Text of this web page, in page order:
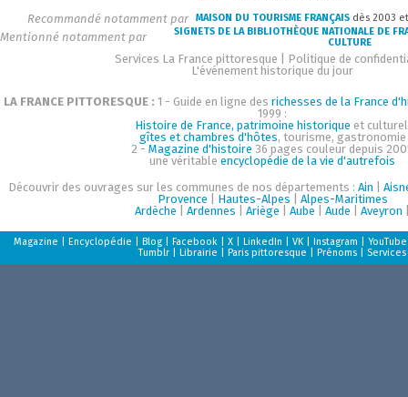
Recommandé notamment par MAISON DU TOURISME FRANÇAIS dès 2003
Mentionné notamment par
SIGNETS DE LA BIBLIOTHÈQUE NATIONALE DE
CULTURE
Services La France pittoresque
Politique de
L'événement historique du jour
LA FRANCE PITTORESQUE : 1 - Guide en ligne des richesses de la France
1999 :
Histoire de France, patrimoine historique et
gîtes et chambres d'hôtes, tourisme, gastronomie
2 - Magazine d'histoire 36 pages couleur depuis
une véritableencyclopédie de la vie d'autrefois
Découvrir des ouvrages sur les communes de nos départements :Ain |
Provence
Hautes-Alpes
Alpes-Maritimes
Ardèche |Ardennes |Ariège |Aube |Aude |Aveyron
Magazine |Encyclopédie |Blog |Facebook |X |LinkedIn |VK |Instagram |YouTube
Tumblr |Librairie |Paris pittoresque |Prénoms Services